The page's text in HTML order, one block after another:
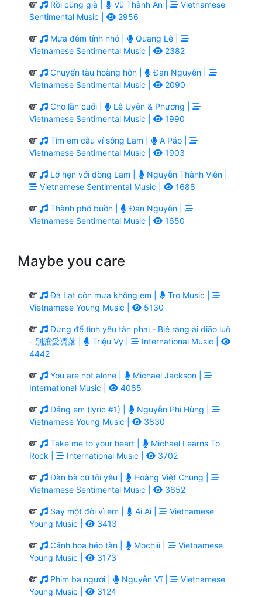
Rồi cũng già | Vũ Thành An |
Vietnamese
Sentimental Music |
2956
Mưa đêm tỉnh nhỏ |
Quang Lê |
Vietnamese Sentimental Music |
2382
Chuyến tàu hoàng hôn |
Đan Nguyên |
Vietnamese Sentimental Music |
2090
Cho lần cuối |
Lê Uyên & Phương |
Vietnamese Sentimental Music |
1990
Tìm em câu ví sông Lam |
A Páo |
Vietnamese Sentimental Music |
1903
Lỡ hẹn với dòng Lam |
Nguyễn Thành Viên |
Vietnamese Sentimental Music |
1688
Thành phố buồn |
Đan Nguyên |
Vietnamese Sentimental Music |
1650
Maybe you care
Đà Lạt còn mưa không em |
Tro Music |
Vietnamese Young Music |
5130
Đừng để tình yêu tàn phai - Bié ràng ài diāo luò
- 別讓愛凋落 |
Triệu Vy |
International Music |
4442
You are not alone |
Michael Jackson |
International Music |
4085
Dáng em (lyric #1) |
Nguyễn Phi Hùng |
Vietnamese Young Music |
3830
Take me to your heart |
Michael Learns To
Rock |
International Music | 3702
Đàn bà cũ tôi yêu |
Hoàng Việt Chung |
Vietnamese Sentimental Music |
3652
Say một đời vì em | Ai Ai |
Vietnamese
Young Music |
3413
Cánh hoa héo tàn | Mochiii |
Vietnamese
Young Music |
3173
Phim ba người | Nguyễn Vĩ |
Vietnamese
Young Music |
3124